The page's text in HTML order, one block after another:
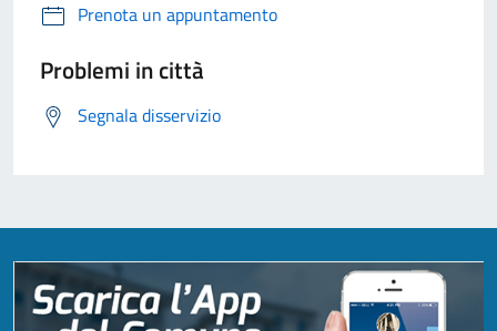
Prenota un appuntamento
Problemi in città
Segnala disservizio